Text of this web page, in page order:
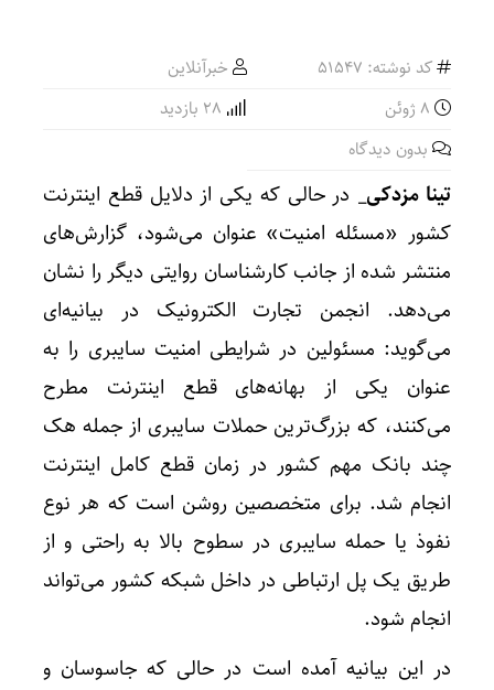
کد نوشته: 51547
خبرآنلاین
بدون دیدگاه
تینا مزدکی_ در حالی که یکی از دلایل قطع اینترنت
کشور «مسئله امنیت» عنوان می‌شود، گزارش‌های
منتشر شده از جانب کارشناسان روایتی دیگر را نشان
می‌دهد. انجمن تجارت الکترونیک در بیانیه‌ای
می‌گوید: مسئولین در شرایطی امنیت سایبری را به
عنوان یکی از بهانه‌های قطع اینترنت مطرح
می‌کنند، که بزرگ‌ترین حملات سایبری از جمله هک
چند بانک مهم کشور در زمان قطع کامل اینترنت
انجام شد. برای متخصصین روشن است که هر نوع
نفوذ یا حمله‌ سایبری در سطوح بالا به راحتی و از
طریق یک پل ارتباطی در داخل شبکه کشور می‌تواند
انجام شود.
در این بیانیه‌ آمده است در حالی که جاسوسان و